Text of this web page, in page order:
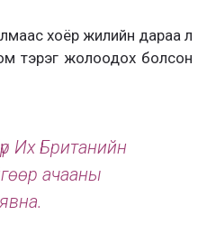
хоёр жилийн дараа л
тэрэг жолоодох болсон
Их Британийн
ачааны